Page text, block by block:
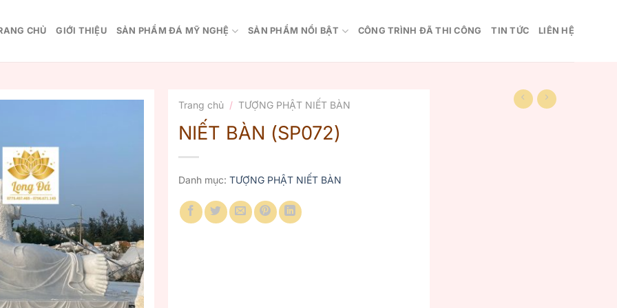
CHỦ GIỚI THIỆU SẢN PHẨM ĐÁ MỸ NGHỆ SẢN PHẨM NỔI BẬT CÔNG TRÌNH ĐÃ THI CÔNG TIN TỨC LIÊN HỆ
Trang chủ / TƯỢNG PHẬT NIẾT BÀN
NIẾT BÀN (SP072)
Danh mục: TƯỢNG PHẬT NIẾT BÀN